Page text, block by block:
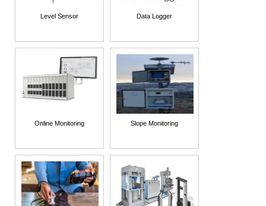
Level Sensor Data Logger
Online Monitoring Slope Monitoring